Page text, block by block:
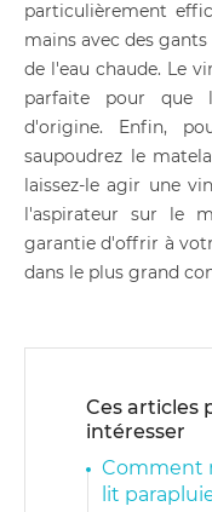
particulièrement
mains avec des
de l'eau chaude. Le
parfaite pour que
d'origine. Enfin,
saupoudrez le
laissez-le agir une
l'aspirateur sur le
garantie d'offrir à
dans le plus grand
Ces articles
intéresser
Comment
lit